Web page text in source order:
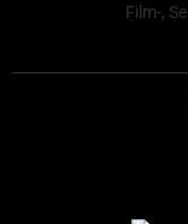
Film-,